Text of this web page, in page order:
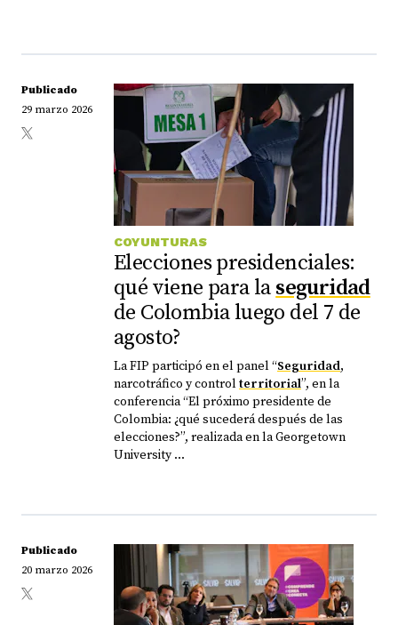
Publicado
29 marzo 2026
COYUNTURAS
Elecciones presidenciales:
qué viene para la seguridad
de Colombia luego del 7 de
agosto?
La FIP participó en el panel “Seguridad,
narcotráfico y controlterritorial”, en la
conferencia “El próximo presidente de
Colombia: ¿qué sucederá después de las
elecciones?”, realizada en la Georgetown
University ...
Publicado
20 marzo 2026